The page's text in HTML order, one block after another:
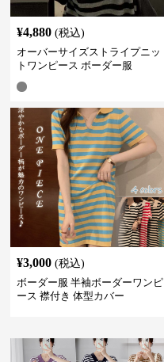
¥4,880 (税込)
オーバーサイズストライプニッ
トワンピース ボーダー服
¥3,000 (税込)
ボーダー服 半袖ボーダーワンピ
ース 襟付き 体型カバー